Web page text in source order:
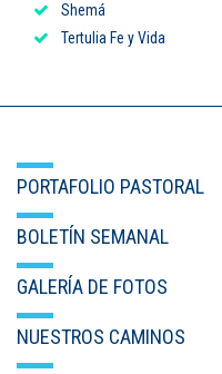
Shemá
Tertulia Fe y Vida
PORTAFOLIO PASTORAL
BOLETÍN SEMANAL
GALERÍA DE FOTOS
NUESTROS CAMINOS